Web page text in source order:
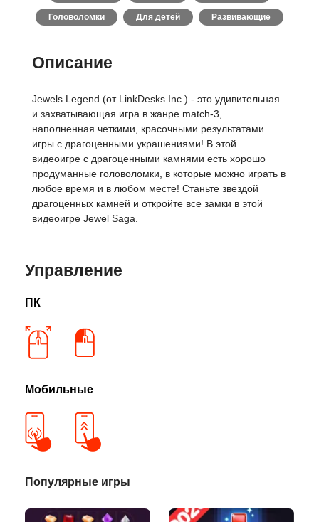
Головоломки Для детей Развивающие
Описание
Jewels Legend (от LinkDesks Inc.) - это удивительная
и захватывающая игра в жанре match-3,
наполненная четкими, красочными результатами
игры с драгоценными украшениями! В этой
видеоигре с драгоценными камнями есть хорошо
продуманные головоломки, в которые можно играть в
любое время и в любом месте! Станьте звездой
драгоценных камней и откройте все замки в этой
видеоигре Jewel Saga.
Управление
ПК
Мобильные
Популярные игры